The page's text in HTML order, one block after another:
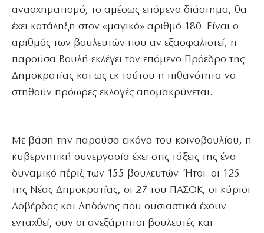
ανασχηματισμό, το αμέσως επόμενο διάστημα, θα
έχει κατάληξη στον «μαγικό» αριθμό 180. Είναι ο
αριθμός των βουλευτών που αν εξασφαλιστεί, η
παρούσα Βουλή εκλέγει τον επόμενο Πρόεδρο της
Δημοκρατίας και ως εκ τούτου η πιθανότητα να
στηθούν πρόωρες εκλογές απομακρύνεται.
Με βάση την παρούσα εικόνα του κοινοβουλίου, η
κυβερνητική συνεργασία έχει στις τάξεις της ένα
δυναμικό πέριξ των 155 βουλευτών. Ήτοι: οι 125
της Νέας Δημοκρατίας, οι 27 του ΠΑΣΟΚ, οι κύριοι
Λοβέρδος και Αηδόνης που ουσιαστικά έχουν
ενταχθεί, συν οι ανεξάρτητοι βουλευτές και